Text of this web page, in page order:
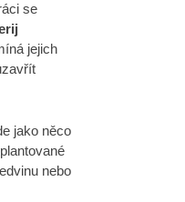
se
jejich
jako něco
nebo